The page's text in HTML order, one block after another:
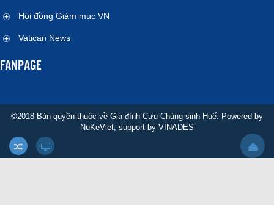
Hội đồng Giám mục VN
Vatican News
FANPAGE
©2018 Bản quyền thuộc về Gia đình Cựu Chủng sinh Huế. Powered by
NuKeViet, support by VINADES